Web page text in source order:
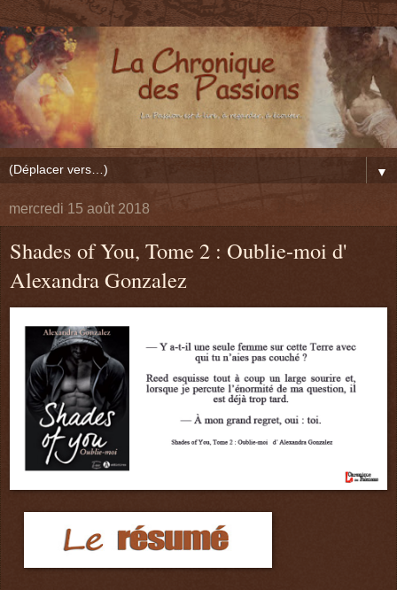
▼
mercredi 15 août 2018
Shades of You, Tome 2 : Oublie-moi d'
Alexandra Gonzalez